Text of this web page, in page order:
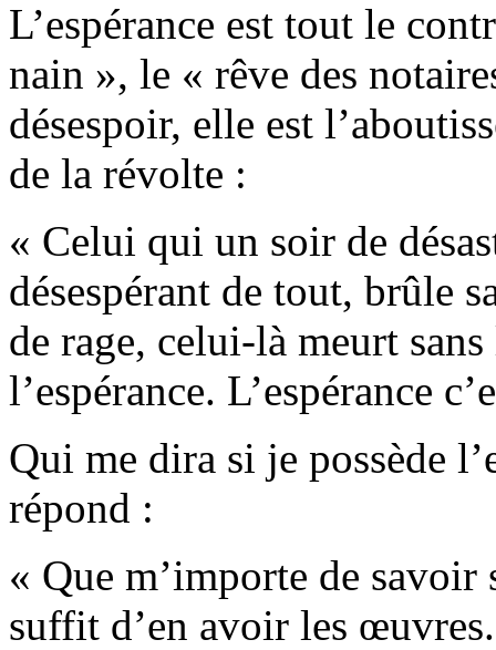
L’espérance est tout le
nain », le « rêve des
désespoir, elle est
de la révolte :
« Celui qui un soir de
désespérant de tout, brûle
de rage, celui-là meurt
l’espérance. L’espérance
Qui me dira si je possède
répond :
« Que m’importe de savoir
suffit d’en avoir les